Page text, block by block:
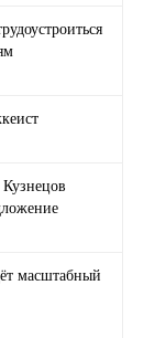
масштабный